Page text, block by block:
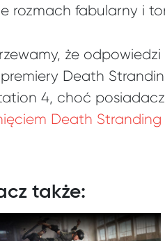
rozmach fabularny i
że
Death
4, choć
Death
także: